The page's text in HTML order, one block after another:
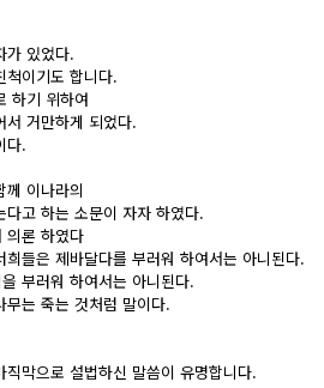
가 있었다.
척이기도 합니다.
하기 위하여
서 거만하게 되었다.
다.
이나라의
고 하는 소문이 자자 하였다.
의론 하였다
들은 제바달다를 부러워 하여서는 아니된다.
부러워 하여서는 아니된다.
는 죽는 것처럼 말이다.
막으로 설법하신 말씀이 유명합니다.